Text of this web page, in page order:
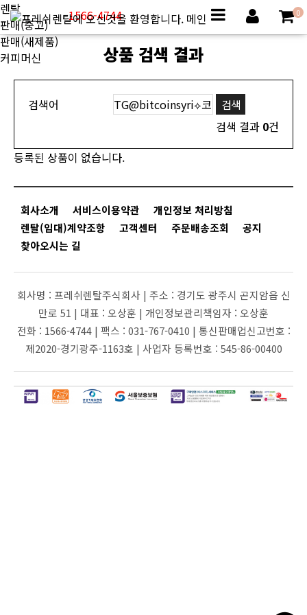
1566-4744
렌탈
판매(중고)
판매(새제품)
커피머신
0
상품 검색 결과
검색어
검색 결과 0건
등록된 상품이 없습니다.
회사소개 서비스이용약관
개인정보 처리방침
렌탈(임대)계약조항
고객센터 주문배송조회
공지
찾아오시는 길
회사명 : 프레쉬렌탈주식회사 | 주소 : 경기도 광주시 곤지암읍 신
만로 51 | 대표 : 오상훈 | 개인정보관리책임자 : 오상훈
전화 : 1566-4744 | 팩스 : 031-767-0410 | 통신판매업신고번호 :
제2020-경기광주-1163호 | 사업자 등록번호 : 545-86-00400